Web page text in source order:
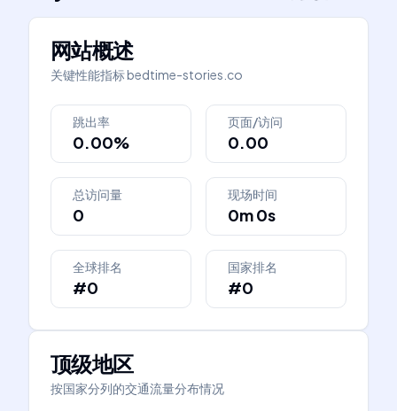
网站概述
关键性能指标bedtime-stories.co
跳出率
0.00%
页面/访问
0.00
总访问量
0
现场时间
0m 0s
全球排名
#0
国家排名
#0
顶级地区
按国家分列的交通流量分布情况